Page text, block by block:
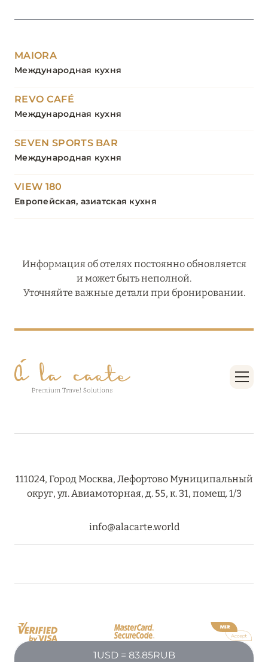
MAIORA
Международная кухня
REVO CAFÉ
Международная кухня
SEVEN SPORTS BAR
Международная кухня
VIEW 180
Европейская, азиатская кухня
Информация об отелях постоянно обновляется
и может быть неполной.
Уточняйте важные детали при бронировании.
111024, Город Москва, Лефортово Муниципальный
округ, ул. Авиамоторная, д. 55, к. 31, помещ. 1/3
info@alacarte.world
1USD = 83.85RUB